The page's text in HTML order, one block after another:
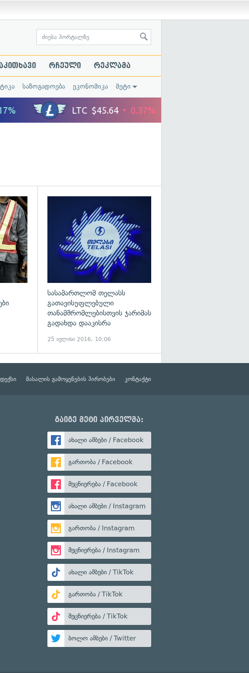
რჩეული რეკლამა
საზოგადოება ეკონომიკა მეტი
სასამართლომ თელასს
გათავისუფლებული
თანამშრომლებისთვის ჯარიმას
გადახდა დააკისრა
25 ივლისი 2016, 10:06
მასალის გამოყენების პირობები კონტაქტი
გაიგე მეტი პირველმა:
ახალი ამბები / Facebook
გართობა / Facebook
მეცნიერება / Facebook
ახალი ამბები / Instagram
გართობა / Instagram
მეცნიერება / Instagram
ახალი ამბები / TikTok
გართობა / TikTok
მეცნიერება / TikTok
ბოლო ამბები / Twitter